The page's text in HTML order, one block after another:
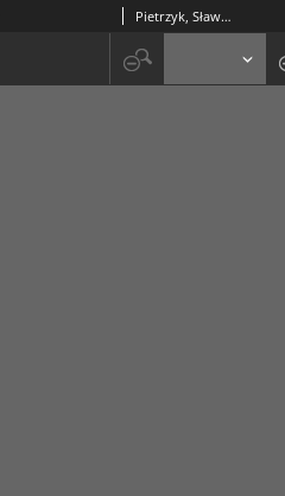
Pietrzyk, Sławomir. Oprac.